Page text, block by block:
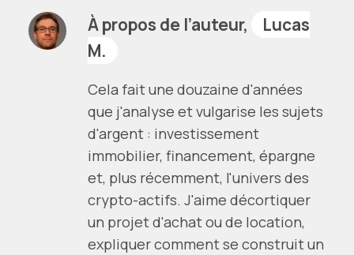
À propos de l’auteur,
Lucas
M.
Cela fait une douzaine d'années
que j'analyse et vulgarise les sujets
d'argent : investissement
immobilier, financement, épargne
et, plus récemment, l'univers des
crypto-actifs. J'aime décortiquer
un projet d'achat ou de location,
expliquer comment se construit un